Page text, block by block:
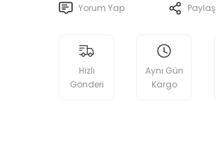
Yorum Yap Paylaş
Hızlı
Gönderi
Aynı Gün
Kargo